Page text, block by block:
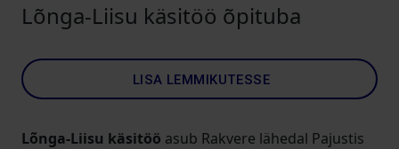
Lõnga-Liisu käsitöö õpituba
LISA LEMMIKUTESSE
Lõnga-Liisu käsitöö asub Rakvere lähedal Pajustis